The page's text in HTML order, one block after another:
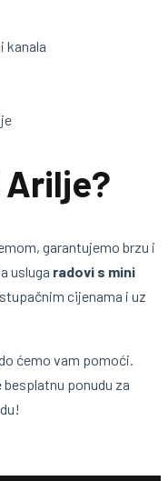
kanala
Arilje?
garantujemo brzu i
usluga radovi s mini
cijenama i uz
ćemo vam pomoći.
ponudu za